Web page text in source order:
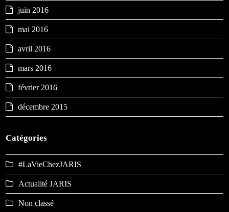
juin 2016
mai 2016
avril 2016
mars 2016
février 2016
décembre 2015
Catégories
#LaVieChezJARIS
Actualité JARIS
Non classé